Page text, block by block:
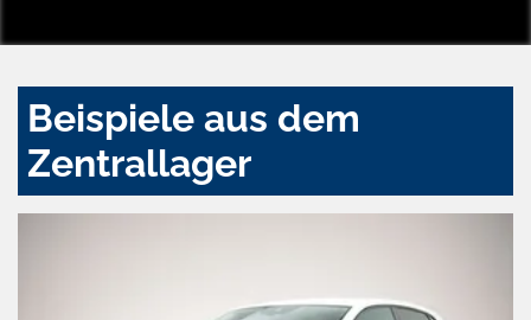
Beispiele aus dem
Zentrallager